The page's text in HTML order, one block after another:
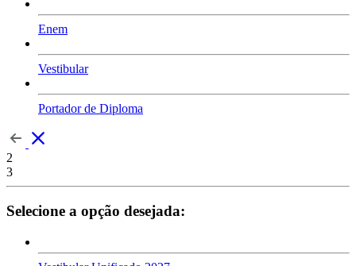
Enem
Vestibular
Portador de Diploma
2
3
Selecione a opção desejada: